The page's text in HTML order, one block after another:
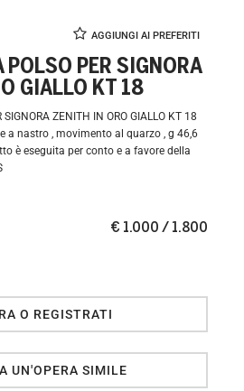
POLSO PER SIGNORA
GIALLO KT 18
SIGNORA ZENITH IN ORO GIALLO KT 18
a nastro , movimento al quarzo , g 46,6
è eseguita per conto e a favore della
€ 1.000 / 1.800
O REGISTRATI
UN'OPERA SIMILE